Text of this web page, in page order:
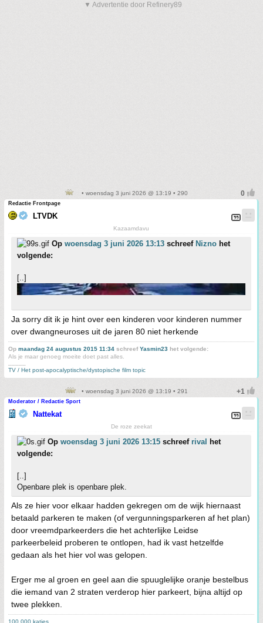
▼ Advertentie door Refinery89
• woensdag 3 juni 2026 @ 13:19 • 290
Redactie Frontpage
LTVDK
Kazaamdavu
Op woensdag 3 juni 2026 13:13 schreef Nizno het
volgende:
[..]
Ja sorry dit ik je hint over een kinderen voor kinderen nummer
over dwangneuroses uit de jaren 80 niet herkende
Op maandag 24 augustus 2015 11:34 schreefYasmin23 het volgende:
Als je maar genoeg moeite doet past alles.
TV / Het post-apocalyptische/dystopische film topic
• woensdag 3 juni 2026 @ 13:19 • 291
Moderator / Redactie Sport
Nattekat
De roze zeekat
Op woensdag 3 juni 2026 13:15 schreef rival het
volgende:
[..]
Openbare plek is openbare plek.
Als ze hier voor elkaar hadden gekregen om de wijk hiernaast
betaald parkeren te maken (of vergunningsparkeren af het plan)
door vreemdparkeerders die het achterlijke Leidse
parkeerbeleid proberen te ontlopen, had ik vast hetzelfde
gedaan als het hier vol was gelopen.
Erger me al groen en geel aan die spuuglelijke oranje bestelbus
die iemand van 2 straten verderop hier parkeert, bijna altijd op
twee plekken.
100.000 katjes